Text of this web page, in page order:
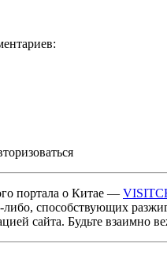
портала о Китае —
либо, способствующих
сайта. Будьте